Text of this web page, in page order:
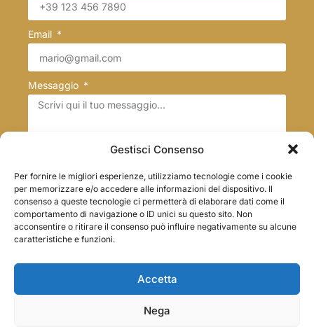
Gestisci Consenso
Per fornire le migliori esperienze, utilizziamo tecnologie come i cookie
per memorizzare e/o accedere alle informazioni del dispositivo. Il
consenso a queste tecnologie ci permetterà di elaborare dati come il
comportamento di navigazione o ID unici su questo sito. Non
acconsentire o ritirare il consenso può influire negativamente su alcune
caratteristiche e funzioni.
Accetta
Nega
Email
Messaggio
Acconsento al trattamento dei dati come espresso
nella privacy policy di questo sito
© Copyright 2026, All rights reserved